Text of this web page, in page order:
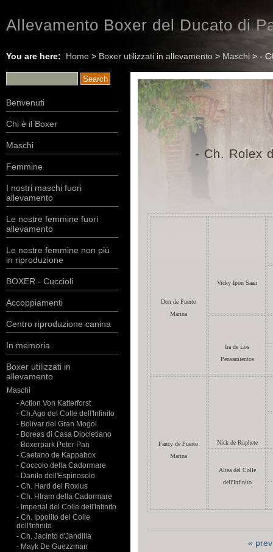
Allevamento Boxer del Ducato di
You are here: Home > Boxer utilizzati in allevamento > Maschi > -
Benvenuti
Chi è il Boxer
Maschi
Femmine
I nostri maschi fuori
allevamento
Le nostre femmine fuori
allevamento
Le nostre femmine non più
in riproduzione
BOXER - Cuccioli
Accoppiamenti
Centro riproduzione canina
In memoria
Boxer utilizzati in
allevamento
Maschi
- Action Von Katterforst
- Ch.Ago del Colle dell'Infinito
- Bolivar del Gran Mogol
- Boreas di Casa Diocletiano
- Boxerpark Peter Pan
- Caetano de Kappabox
- Coccolo della Cadormare
- Danilo dell'Espinosolo
- Ch. Hard del Roxius
- Ch. HIram della Cadormare
- Imperial del Colle dell'Infinito
- Ch. Ippolito del Colle
dell'Infinito
- Ch. Jacinto d'Jandilla
- Mayk De Guezzman
- Ch. Rolex
Don de Puerto
Marina
Vicky Ipon Saan
Ira de Los
Pensamientos
Fancy de Puerto
Marina
Nick de Ruphete
Altea del Colle
dell'Infinito
« prev